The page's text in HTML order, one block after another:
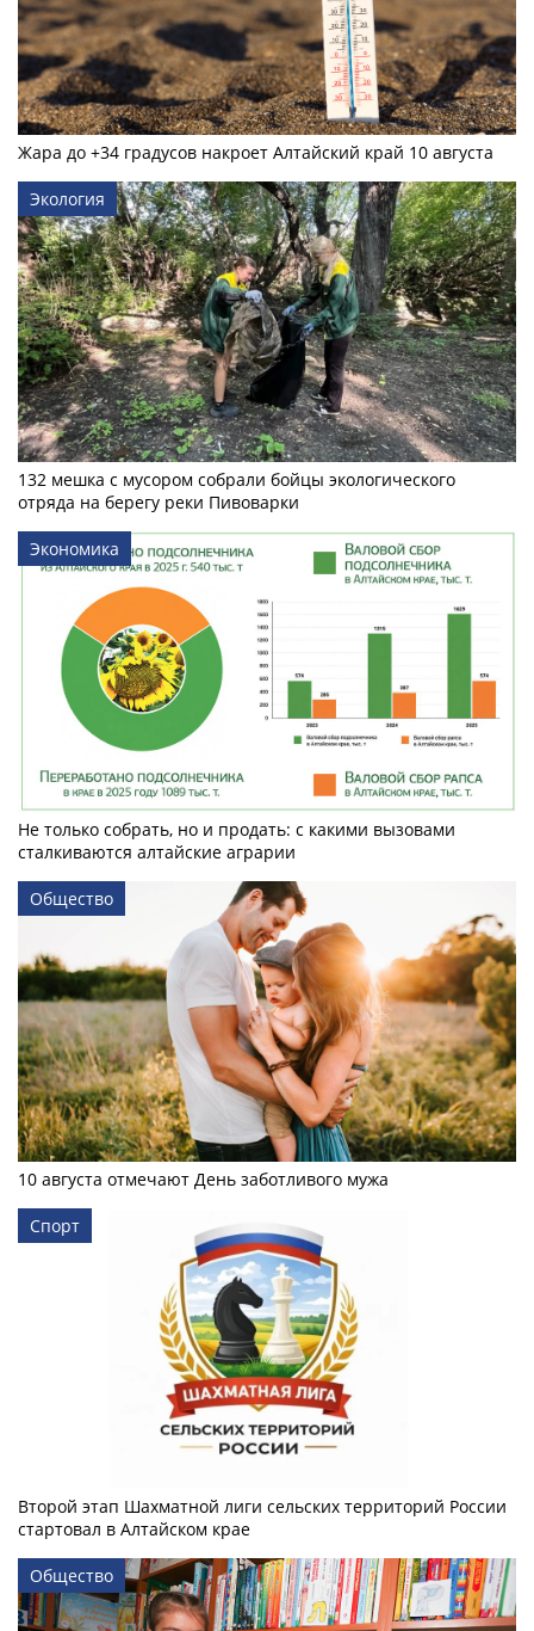
Жара до +34 градусов накроет Алтайский край 10 августа
Экология
132 мешка с мусором собрали бойцы экологического
отряда на берегу реки Пивоварки
Экономика
Не только собрать, но и продать: с какими вызовами
сталкиваются алтайские аграрии
Общество
10 августа отмечают День заботливого мужа
Спорт
Второй этап Шахматной лиги сельских территорий России
стартовал в Алтайском крае
Общество